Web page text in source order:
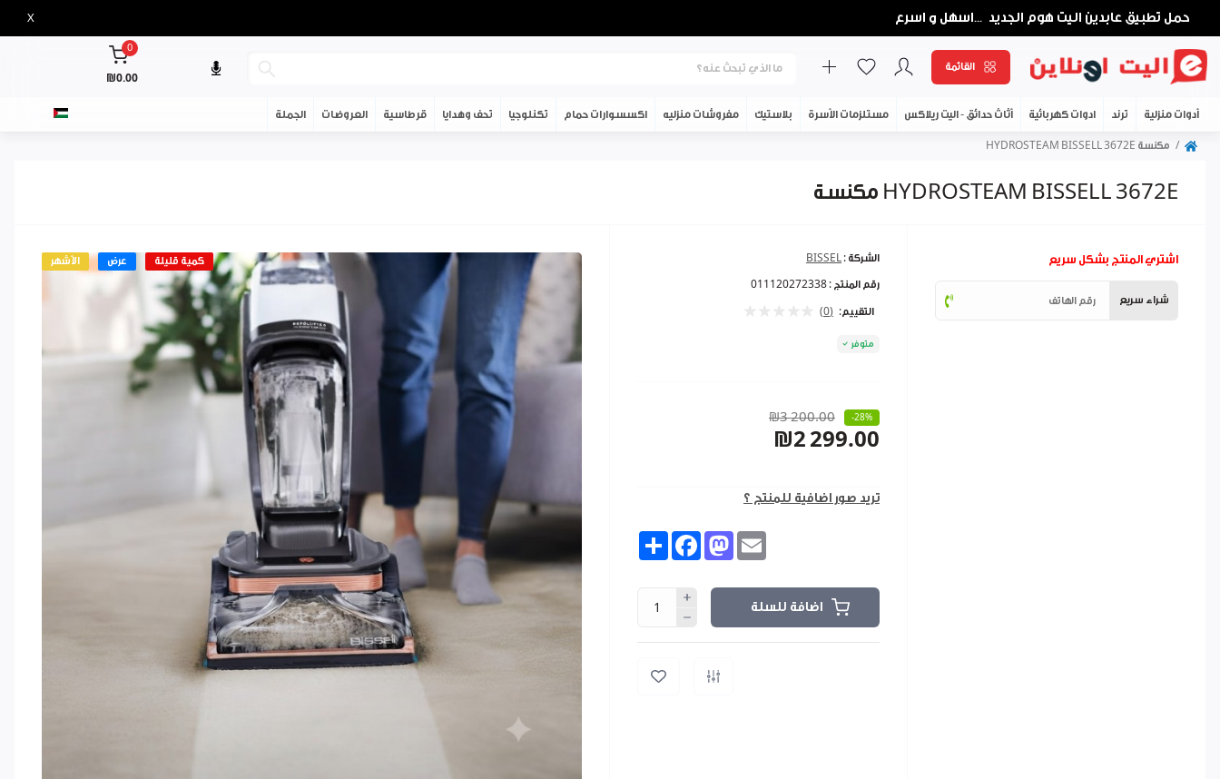
حمل تطبيق عابدين اليت هوم الجديد ...اسهل و اسرع X
القائمة
0
₪0.00
أدوات منزلية ترند ادوات كهربائية أثاث حدائق - اليت ريلاكس مستلزمات الأسرة بلاستيك مفروشات منزليه اكسسوارات حمام تكنلوجيا تحف وهدايا قرطاسية العروضات الجملة
مكنسة HYDROSTEAM BISSELL 3672E
مكنسة HYDROSTEAM BISSELL 3672E
الأشهر عرض كمية قليلة الشركة : BISSEL
رقم المنتج : 011120272338
التقييم: (0)
متوفر
₪3 200.00 -28%
₪2 299.00
تريد صور اضافية للمنتج ؟
Share FacebookMastodon
اضافة للسلة
اشتري المنتج بشكل سريع
شراء سريع